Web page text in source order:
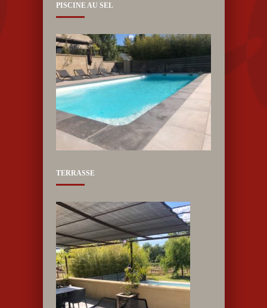
PISCINE AU SEL
TERRASSE